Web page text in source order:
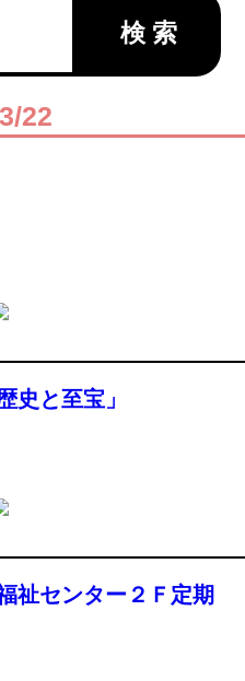
検 索
22
史と至宝」
祉センター２Ｆ定期